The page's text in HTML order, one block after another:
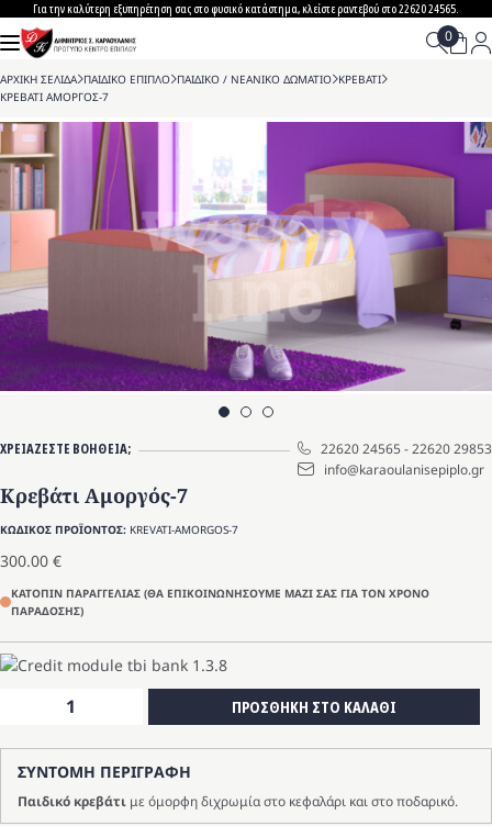
to
content
Για την καλύτερη εξυπηρέτηση σας στο φυσικό κατάστημα, κλείστε ραντεβού στο 22620 24565.
ΑΡΧΙΚΗ ΣΕΛΙΔΑ>ΠΑΙΔΙΚΟ ΕΠΙΠΛΟ>ΠΑΙΔΙΚΟ / ΝΕΑΝΙΚΟ ΔΩΜΑΤΙΟ>ΚΡΕΒΑΤΙ>
ΚΡΕΒΑΤΙ ΑΜΟΡΓΟΣ-7
ΧΡΕΙΑΖΕΣΤΕ ΒΟΗΘΕΙΑ; 22620 24565-22620 29853
info@karaoulanisepiplo.gr
Κρεβάτι Αμοργός-7
ΚΩΔΙΚΟΣ ΠΡΟΪΟΝΤΟΣ: KREVATI-AMORGOS-7
300.00 €
ΚΑΤΟΠΙΝ ΠΑΡΑΓΓΕΛΙΑΣ (ΘΑ ΕΠΙΚΟΙΝΩΝΗΣΟΥΜΕ ΜΑΖΙ ΣΑΣ ΓΙΑ ΤΟΝ ΧΡΟΝΟ
ΠΑΡΑΔΟΣΗΣ)
ποσότητα
ΠΡΟΣΘΗΚΗ ΣΤΟ ΚΑΛΑΘΙ
ΣΥΝΤΟΜΗ ΠΕΡΙΓΡΑΦΗ
Παιδικό κρεβάτι με όμορφη διχρωμία στο κεφαλάρι και στο ποδαρικό.